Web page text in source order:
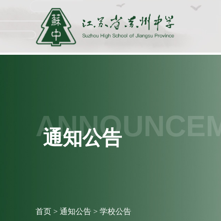
通知公告
首页 > 通知公告 > 学校公告